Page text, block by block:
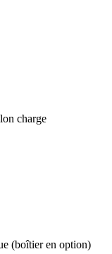
charge
(boîtier en option)